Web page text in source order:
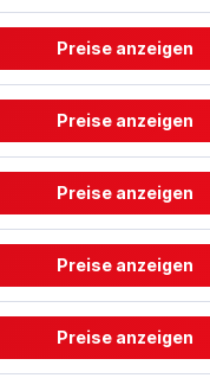
Preise anzeigen
Preise anzeigen
Preise anzeigen
Preise anzeigen
Preise anzeigen